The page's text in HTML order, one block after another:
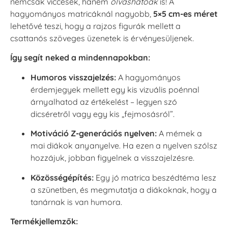
hagyományos matricáknál nagyobb, 5×5 cm-es méret
lehetővé teszi, hogy a rajzos figurák mellett a
csattanós szöveges üzenetek is érvényesüljenek.
Így segít neked a mindennapokban:
Humoros visszajelzés: A hagyományos
érdemjegyek mellett egy kis vizuális poénnal
árnyalhatod az értékelést – legyen szó
dicséretről vagy egy kis „fejmosásról”.
Motiváció Z-generációs nyelven: A mémek a
mai diákok anyanyelve. Ha ezen a nyelven szólsz
hozzájuk, jobban figyelnek a visszajelzésre.
Közösségépítés: Egy jó matrica beszédtéma lesz
a szünetben, és megmutatja a diákoknak, hogy a
tanárnak is van humora.
Termékjellemzők: